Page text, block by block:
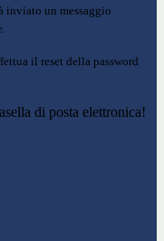
inviato un messaggio
il reset della password
di posta elettronica!